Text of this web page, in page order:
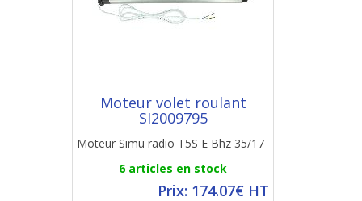
Moteur volet roulant
SI2009795
Moteur Simu radio T5S E Bhz 35/17
6 articles en stock
Prix: 174.07€ HT